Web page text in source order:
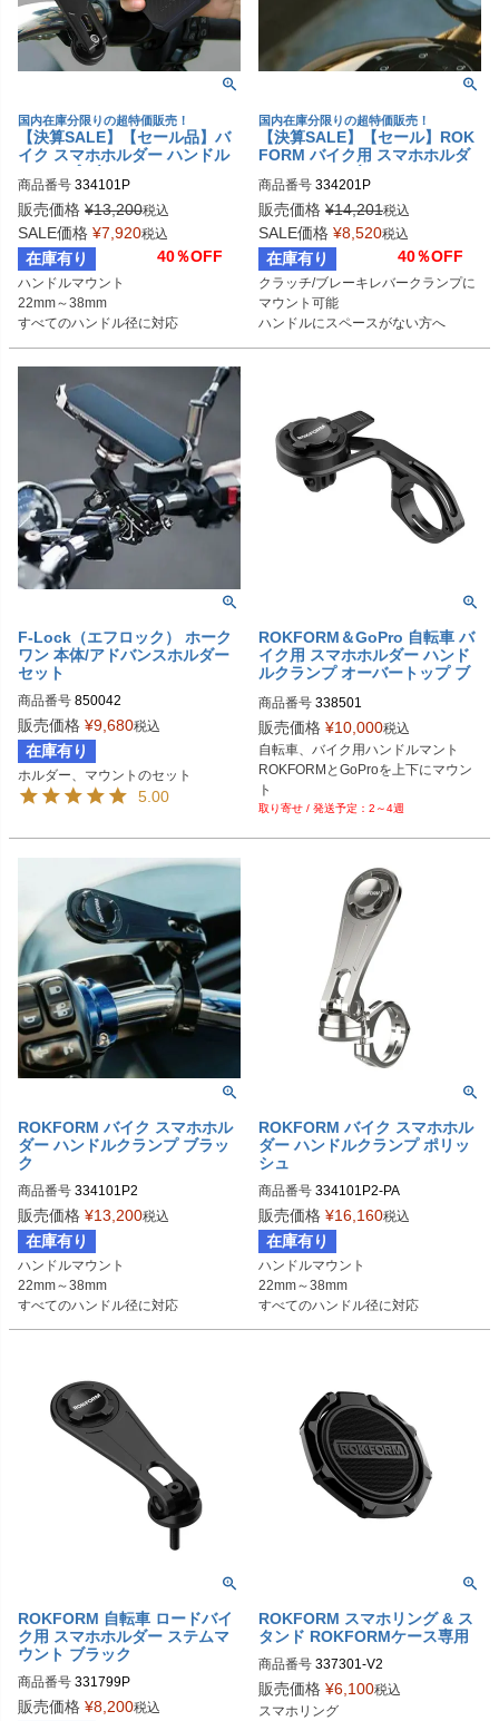
国内在庫分限りの超特価販売！
【決算SALE】【セール品】バ
イク スマホホルダー ハンドル
商品番号 334101P
販売価格 ¥13,200税込
SALE価格 ¥7,920税込
在庫有り 40％OFF
ハンドルマウント
22mm～38mm
すべてのハンドル径に対応
国内在庫分限りの超特価販売！
【決算SALE】【セール】ROK
FORM バイク用 スマホホルダ
ルダーマウント ブラック
商品番号 334201P
販売価格 ¥14,201税込
SALE価格 ¥8,520税込
在庫有り 40％OFF
クラッチ/ブレーキレバークランプに
マウント可能
ハンドルにスペースがない方へ
F-Lock（エフロック） ホーク
ワン 本体/アドバンスホルダー
セット
商品番号 850042
販売価格 ¥9,680税込
在庫有り
ホルダー、マウントのセット
5.00
ROKFORM＆GoPro 自転車 バ
イク用 スマホホルダー ハンド
ルクランプ オーバートップ ブ
商品番号 338501
販売価格 ¥10,000税込
自転車、バイク用ハンドルマント
ROKFORMとGoProを上下にマウン
ト
7/8”(22mm) ～2.25”(57mm)径
2～4週
ROKFORM バイク スマホホル
ダー ハンドルクランプ ブラッ
ク
商品番号 334101P2
旧型番：334101P
販売価格 ¥13,200税込
在庫有り
ハンドルマウント
22mm～38mm
すべてのハンドル径に対応
ROKFORM バイク スマホホル
ダー ハンドルクランプ ポリッ
シュ
商品番号 334101P2-PA
旧型番：334101P-PA
販売価格 ¥16,160税込
在庫有り
ハンドルマウント
22mm～38mm
すべてのハンドル径に対応
ROKFORM 自転車 ロードバイ
ク用 スマホホルダー ステムマ
ウント ブラック
商品番号 331799P
販売価格 ¥8,200税込
ROKFORM スマホリング & ス
タンド ROKFORMケース専用
商品番号 337301-V2
旧型番：337301
販売価格 ¥6,100税込
スマホリング